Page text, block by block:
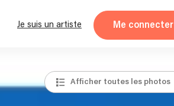
Je suis un artiste Me connecter
Afficher toutes les photos